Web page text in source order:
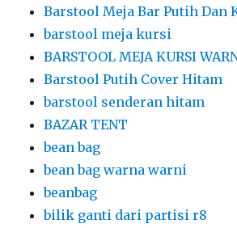
Barstool Meja Bar Putih Dan
barstool meja kursi
BARSTOOL MEJA KURSI
Barstool Putih Cover Hitam
barstool senderan hitam
BAZAR TENT
bean bag
bean bag warna warni
beanbag
bilik ganti dari partisi r8